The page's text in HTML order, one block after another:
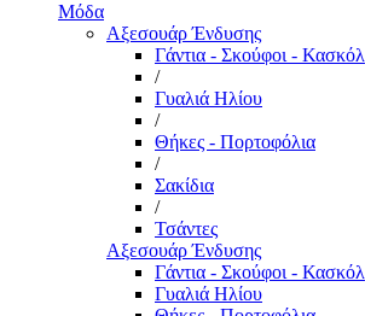
Μόδα
Αξεσουάρ Ένδυσης
Γάντια - Σκούφοι - Κασκόλ
/
Γυαλιά Ηλίου
/
Θήκες - Πορτοφόλια
/
Σακίδια
/
Τσάντες
Αξεσουάρ Ένδυσης
Γάντια - Σκούφοι - Κασκόλ
Γυαλιά Ηλίου